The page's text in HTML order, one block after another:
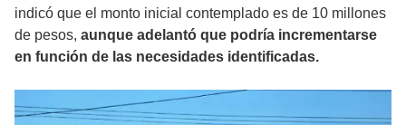
indicó que el monto inicial contemplado es de 10 millones
de pesos, aunque adelantó que podría incrementarse
en función de las necesidades identificadas.